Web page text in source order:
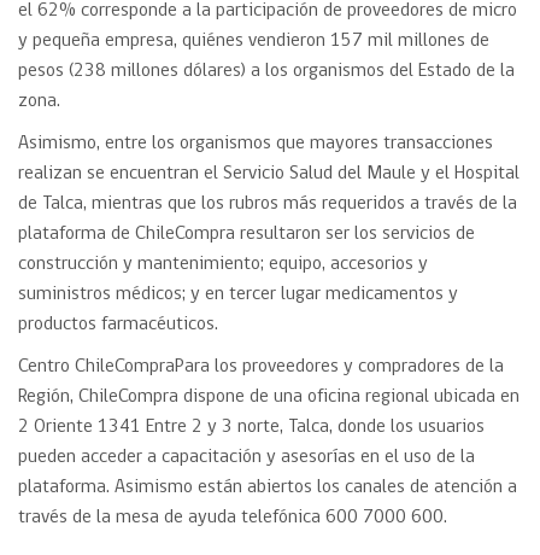
el 62% corresponde a la participación de proveedores de micro
y pequeña empresa, quiénes vendieron 157 mil millones de
pesos (238 millones dólares) a los organismos del Estado de la
zona.
Asimismo, entre los organismos que mayores transacciones
realizan se encuentran el Servicio Salud del Maule y el Hospital
de Talca, mientras que los rubros más requeridos a través de la
plataforma de ChileCompra resultaron ser los servicios de
construcción y mantenimiento; equipo, accesorios y
suministros médicos; y en tercer lugar medicamentos y
productos farmacéuticos.
Centro ChileCompraPara los proveedores y compradores de la
Región, ChileCompra dispone de una oficina regional ubicada en
2 Oriente 1341 Entre 2 y 3 norte, Talca, donde los usuarios
pueden acceder a capacitación y asesorías en el uso de la
plataforma. Asimismo están abiertos los canales de atención a
través de la mesa de ayuda telefónica 600 7000 600.